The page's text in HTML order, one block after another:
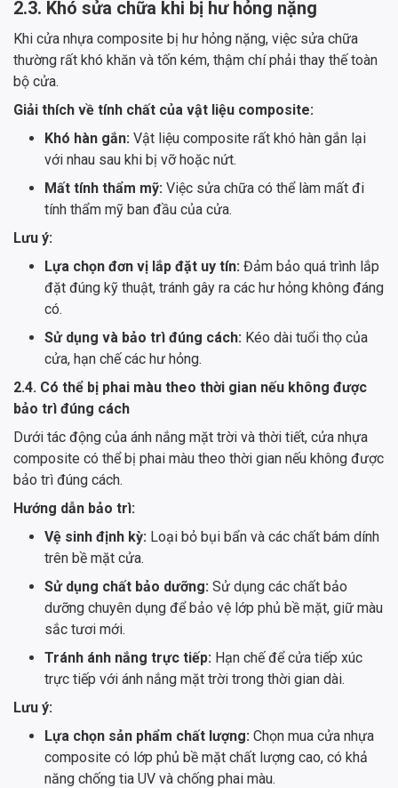
2.3. Khó sửa chữa khi bị hư hỏng nặng
Khi cửa nhựa composite bị hư hỏng nặng, việc sửa chữa
thường rất khó khăn và tốn kém, thậm chí phải thay thế toàn
bộ cửa.
Giải thích về tính chất của vật liệu composite:
Khó hàn gắn: Vật liệu composite rất khó hàn gắn lại
với nhau sau khi bị vỡ hoặc nứt.
Mất tính thẩm mỹ: Việc sửa chữa có thể làm mất đi
tính thẩm mỹ ban đầu của cửa.
Lưu ý:
Lựa chọn đơn vị lắp đặt uy tín: Đảm bảo quá trình lắp
đặt đúng kỹ thuật, tránh gây ra các hư hỏng không đáng
có.
Sử dụng và bảo trì đúng cách: Kéo dài tuổi thọ của
cửa, hạn chế các hư hỏng.
2.4. Có thể bị phai màu theo thời gian nếu không được
bảo trì đúng cách
Dưới tác động của ánh nắng mặt trời và thời tiết, cửa nhựa
composite có thể bị phai màu theo thời gian nếu không được
bảo trì đúng cách.
Hướng dẫn bảo trì:
Vệ sinh định kỳ: Loại bỏ bụi bẩn và các chất bám dính
trên bề mặt cửa.
Sử dụng chất bảo dưỡng: Sử dụng các chất bảo
dưỡng chuyên dụng để bảo vệ lớp phủ bề mặt, giữ màu
sắc tươi mới.
Tránh ánh nắng trực tiếp: Hạn chế để cửa tiếp xúc
trực tiếp với ánh nắng mặt trời trong thời gian dài.
Lưu ý:
Lựa chọn sản phẩm chất lượng: Chọn mua cửa nhựa
composite có lớp phủ bề mặt chất lượng cao, có khả
năng chống tia UV và chống phai màu.